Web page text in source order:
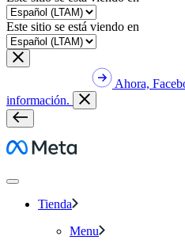
Este sitio se está viendo en
Ahora,
información.
Meta
Tienda
Menu